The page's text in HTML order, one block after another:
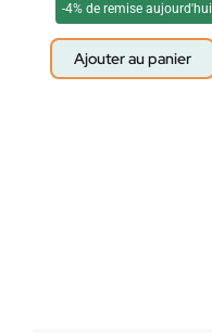
-4% de remise aujourd'hui
Ajouter au panier